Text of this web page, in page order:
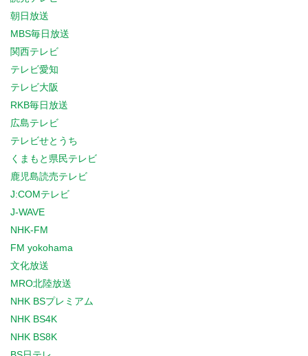
朝日放送
MBS毎日放送
関西テレビ
テレビ愛知
テレビ大阪
RKB毎日放送
広島テレビ
テレビせとうち
くまもと県民テレビ
鹿児島読売テレビ
J:COMテレビ
J-WAVE
NHK-FM
FM yokohama
文化放送
MRO北陸放送
NHK BSプレミアム
NHK BS4K
NHK BS8K